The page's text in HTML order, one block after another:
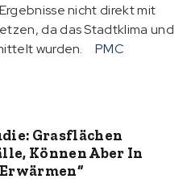
nicht direkt mit
da das Stadtklima und
wurden.
PMC
Grasflächen
Können Aber In